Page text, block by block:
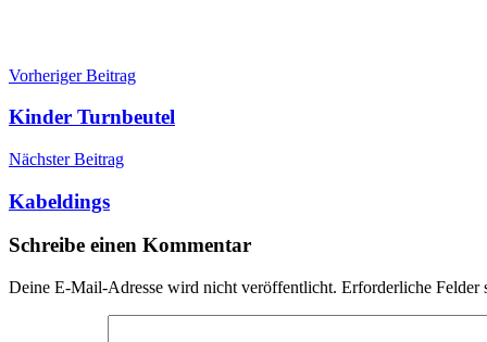
Beitragsnavigation
Vorheriger Beitrag
Kinder Turnbeutel
Nächster Beitrag
Kabeldings
Schreibe einen Kommentar
Deine E-Mail-Adresse wird nicht veröffentlicht. Erforderliche Felder